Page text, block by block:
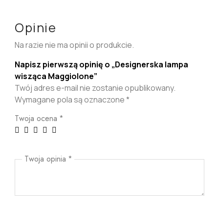
Opinie
Na razie nie ma opinii o produkcie.
Napisz pierwszą opinię o „Designerska lampa
wisząca Maggiolone”
Twój adres e-mail nie zostanie opublikowany.
Wymagane pola są oznaczone*
Twoja ocena *
Twoja opinia *